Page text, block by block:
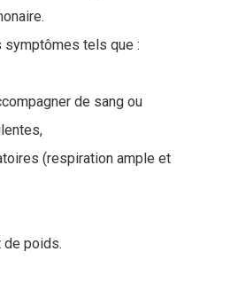
symptômes tels que :
de sang ou
(respiration ample et
poids.